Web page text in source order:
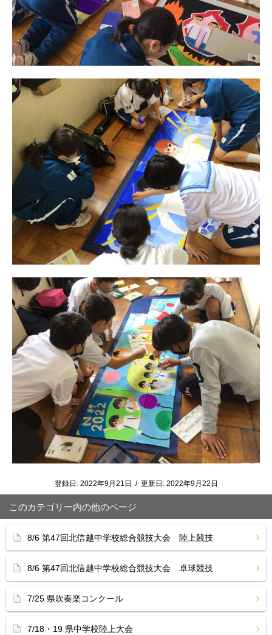
登録日: 2022年9月21日 / 更新日: 2022年9月22日
このカテゴリー内の他のページ
8/6 第47回北信越中学校総合競技大会 陸上競技
8/6 第47回北信越中学校総合競技大会 卓球競技
7/25 県吹奏楽コンクール
7/18・19 県中学校陸上大会